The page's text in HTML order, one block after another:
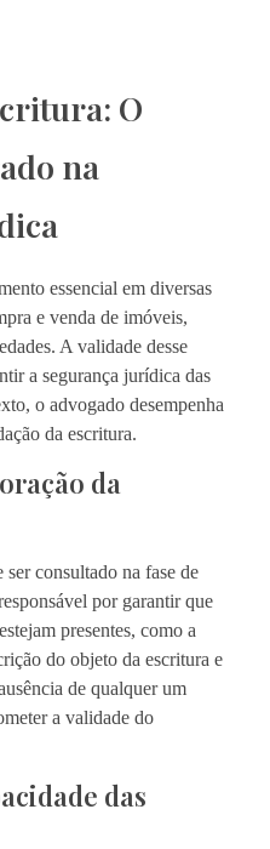
O
na
essencial em diversas
e venda de imóveis,
A validade desse
a segurança jurídica das
o advogado desempenha
da escritura.
da
consultado na fase de
por garantir que
presentes, como a
do objeto da escritura e
de qualquer um
a validade do
das